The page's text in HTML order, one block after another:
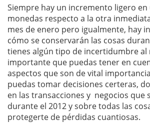
Siempre hay un incremento ligero en
monedas respecto a la otra
mes de enero pero igualmente, hay
cómo se conservarán las cosas
tienes algún tipo de incertidumbre al
importante que puedas tener en
aspectos que son de vital
puedas tomar decisiones certeras,
en las transacciones y negocios que
durante el 2012 y sobre todas las
protegerte de pérdidas cuantiosas.